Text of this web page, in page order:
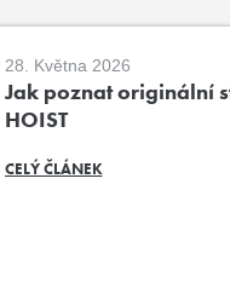
28. Května 2026
Jak poznat originální
HOIST
CELÝ ČLÁNEK